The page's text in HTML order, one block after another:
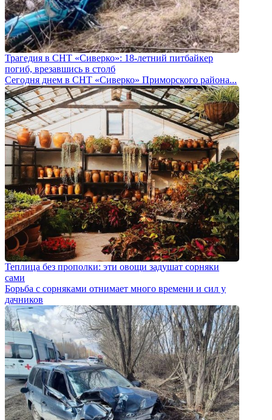
Трагедия в СНТ «Сиверко»: 18-летний питбайкер
погиб, врезавшись в столб
Сегодня днем в СНТ «Сиверко» Приморского района...
Теплица без прополки: эти овощи задушат сорняки
сами
Борьба с сорняками отнимает много времени и сил у
дачников